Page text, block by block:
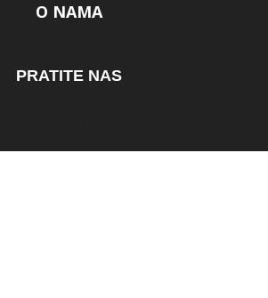
O NAMA
PRATITE NAS